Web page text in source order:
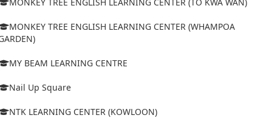
MONKEY TREE ENGLISH LEARNING CENTER (WHAMPOA
MY BEAM LEARNING CENTRE
Nail Up Square
NTK LEARNING CENTER (KOWLOON)